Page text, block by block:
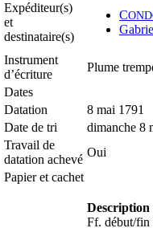
Expéditeur(s)
et
destinataire(s)
C
Instrument
d’écriture
Plume
Dates
Datation
8 mai 1791
Date de tri
dimanche 8
Travail de
datation achevé
Oui
Papier et cachet
Description